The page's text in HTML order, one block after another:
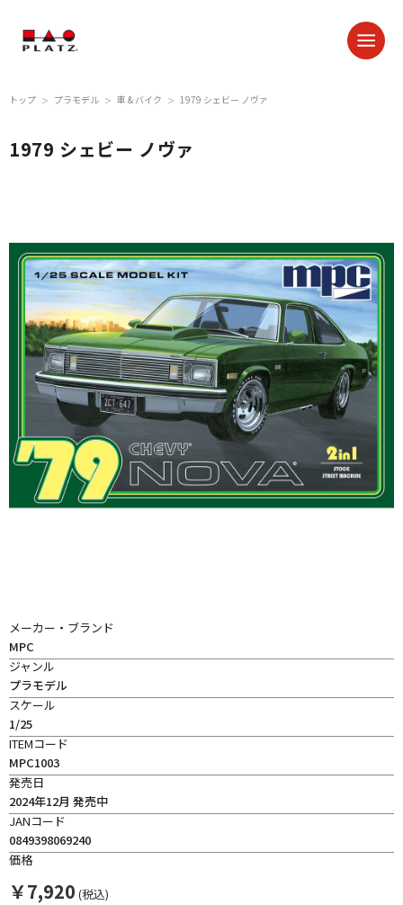
トップ ＞ プラモデル ＞ 車 & バイク ＞ 1979 シェビー ノヴァ
1979 シェビー ノヴァ
メーカー・ブランド
MPC
ジャンル
プラモデル
スケール
1/25
ITEMコード
MPC1003
発売日
2024年12月 発売中
JANコード
0849398069240
価格
￥7,920 (税込)